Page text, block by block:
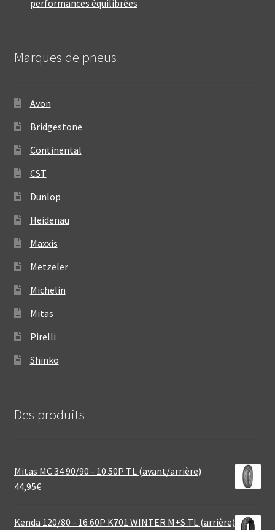
performances équilibrées
Marques de pneus
Avon
Bridgestone
Continental
CST
Dunlop
Heidenau
Maxxis
Metzeler
Michelin
Mitas
Pirelli
Shinko
Des produits
Mitas MC 34 90/90 - 10 50P TL (avant/arrière)
44,95€
Kenda 120/80 - 16 60P K701 WINTER M+S TL (arrière)